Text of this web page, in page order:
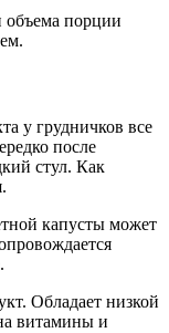
объема порции
у грудничков все
после
стул. Как
капусты может
Обладает низкой
витамины и